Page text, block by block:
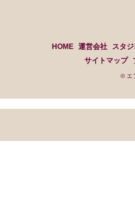
HOME 運営会社 スタ
サイトマップ
© エ